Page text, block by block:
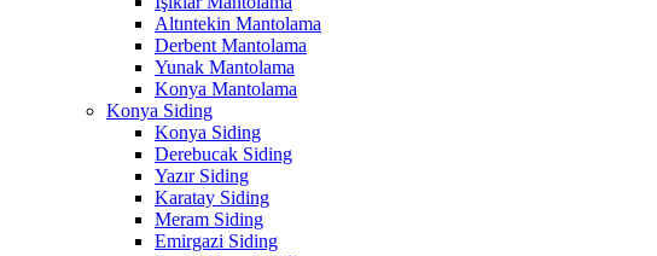
Altıntekin Mantolama
Derbent Mantolama
Yunak Mantolama
Konya Mantolama
Konya Siding
Konya Siding
Derebucak Siding
Yazır Siding
Karatay Siding
Meram Siding
Emirgazi Siding